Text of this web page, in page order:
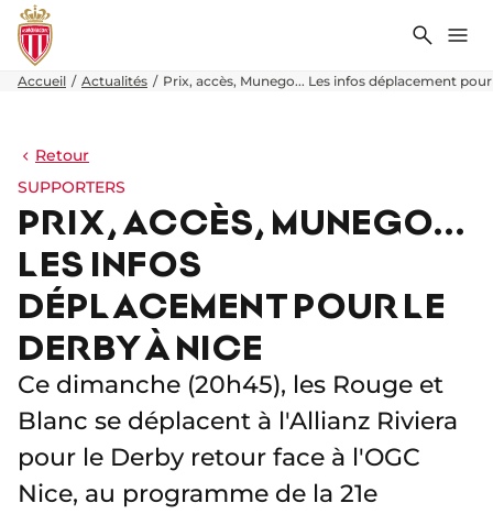
Accueil Actualités Prix, accès, Munego... Les infos déplacement
Retour
SUPPORTERS
PRIX, ACCÈS, MUNEGO...
LES INFOS
DÉPLACEMENT POUR LE
DERBY À NICE
Ce dimanche (20h45), les Rouge et
Blanc se déplacent à l'Allianz Riviera
pour le Derby retour face à l'OGC
Nice, au programme de la 21e